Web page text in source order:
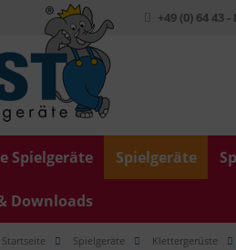
+49 (0) 64 43 -
Spielgeräte Spielgeräte
Downloads
Startseite Spielgeräte Klettergerüste